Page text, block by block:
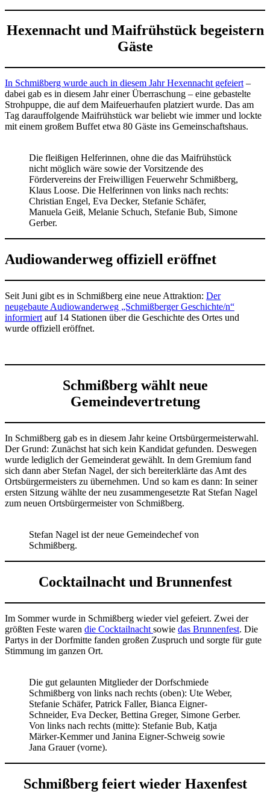
Hexennacht und Maifrühstück begeistern
Gäste
In Schmißberg wurde auch in diesem Jahr Hexennacht gefeiert –
dabei gab es in diesem Jahr einer Überraschung – eine gebastelte
Strohpuppe, die auf dem Maifeuerhaufen platziert wurde. Das am
Tag darauffolgende Maifrühstück war beliebt wie immer und lockte
mit einem großem Buffet etwa 80 Gäste ins Gemeinschaftshaus.
Die fleißigen Helferinnen, ohne die das Maifrühstück
nicht möglich wäre sowie der Vorsitzende des
Fördervereins der Freiwilligen Feuerwehr Schmißberg,
Klaus Loose. Die Helferinnen von links nach rechts:
Christian Engel, Eva Decker, Stefanie Schäfer,
Manuela Geiß, Melanie Schuch, Stefanie Bub, Simone
Gerber.
Audiowanderweg offiziell eröffnet
Seit Juni gibt es in Schmißberg eine neue Attraktion: Der
neugebaute Audiowanderweg „Schmißberger Geschichte/n“
informiert auf 14 Stationen über die Geschichte des Ortes und
wurde offiziell eröffnet.
Schmißberg wählt neue
Gemeindevertretung
In Schmißberg gab es in diesem Jahr keine Ortsbürgermeisterwahl.
Der Grund: Zunächst hat sich kein Kandidat gefunden. Deswegen
wurde lediglich der Gemeinderat gewählt. In dem Gremium fand
sich dann aber Stefan Nagel, der sich bereiterklärte das Amt des
Ortsbürgermeisters zu übernehmen. Und so kam es dann: In seiner
ersten Sitzung wählte der neu zusammengesetzte Rat Stefan Nagel
zum neuen Ortsbürgermeister von Schmißberg.
Stefan Nagel ist der neue Gemeindechef von
Schmißberg.
Cocktailnacht und Brunnenfest
Im Sommer wurde in Schmißberg wieder viel gefeiert. Zwei der
größten Feste waren die Cocktailnacht sowie das Brunnenfest. Die
Partys in der Dorfmitte fanden großen Zuspruch und sorgte für gute
Stimmung im ganzen Ort.
Die gut gelaunten Mitglieder der Dorfschmiede
Schmißberg von links nach rechts (oben): Ute Weber,
Stefanie Schäfer, Patrick Faller, Bianca Eigner-
Schneider, Eva Decker, Bettina Greger, Simone Gerber.
Von links nach rechts (mitte): Stefanie Bub, Katja
Märker-Kemmer und Janina Eigner-Schweig sowie
Jana Grauer (vorne).
Schmißberg feiert wieder Haxenfest